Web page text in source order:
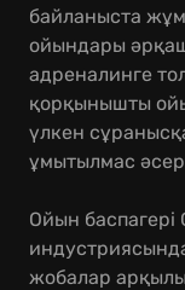
байланыста
ойындары
адреналинге
қорқынышты
үлкен
ұмытылмас
Ойын
жобалар